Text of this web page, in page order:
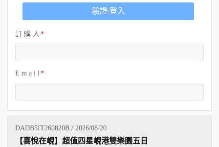
驗證/登入
訂 購 人
E m a i l
DADB5IT260820B / 2026/08/20
【喜悅在峴】超值四星峴港雙樂園五日